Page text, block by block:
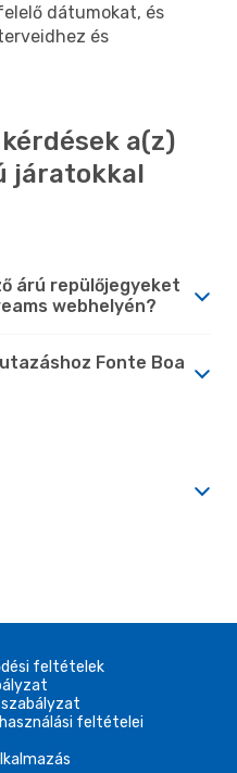
dátumokat, és
és
a(z)
járatokkal
árú repülőjegyeket
webhelyén?
Fonte Boa
feltételek
feltételei